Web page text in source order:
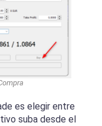
es elegir entre
suba desde el